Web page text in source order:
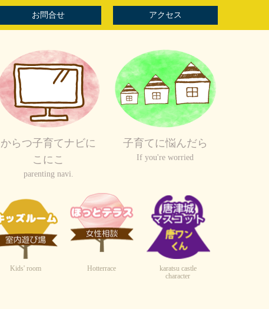
お問合せ アクセス
からつ子育てナビに
こにこ
parenting navi.
子育てに悩んだら
If you're worried
Kids' room Hotterrace
karatsu castle
character